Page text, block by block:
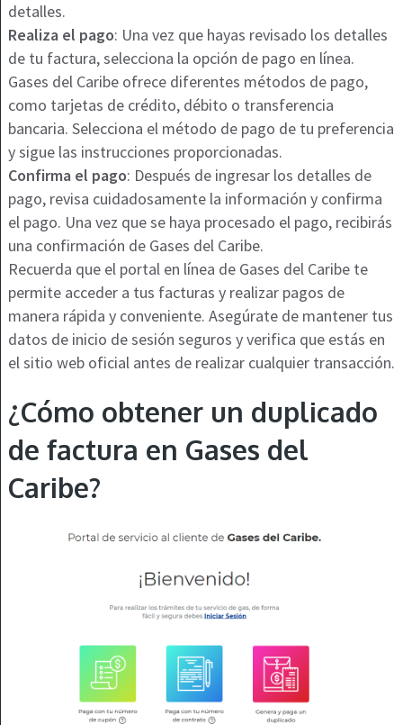
detalles.
Realiza el pago: Una vez que hayas revisado los detalles
de tu factura, selecciona la opción de pago en línea.
Gases del Caribe ofrece diferentes métodos de pago,
como tarjetas de crédito, débito o transferencia
bancaria. Selecciona el método de pago de tu preferencia
y sigue las instrucciones proporcionadas.
Confirma el pago: Después de ingresar los detalles de
pago, revisa cuidadosamente la información y confirma
el pago. Una vez que se haya procesado el pago, recibirás
una confirmación de Gases del Caribe.
Recuerda que el portal en línea de Gases del Caribe te
permite acceder a tus facturas y realizar pagos de
manera rápida y conveniente. Asegúrate de mantener tus
datos de inicio de sesión seguros y verifica que estás en
el sitio web oficial antes de realizar cualquier transacción.
¿Cómo obtener un duplicado
de factura en Gases del
Caribe?